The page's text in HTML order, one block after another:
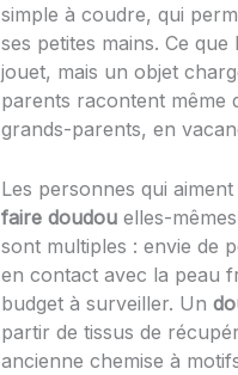
simple à coudre, qui
ses petites mains. Ce
jouet, mais un objet
parents racontent même
grands-parents, en
Les personnes qui
faire doudouelles-
sont multiples : envie de
en contact avec la peau
budget à surveiller. Un
partir de tissus de
ancienne chemise à